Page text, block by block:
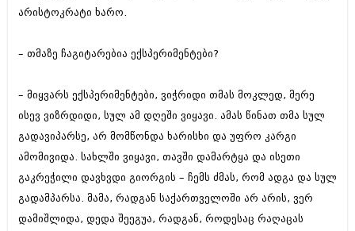
ანონსი
ივლისი 2018 (223)
ივნისი 2018 (244)
აპრილი 2018 (194)
მარტი 2018 (256)
თებერვალი 2018 (208)
დეკემბერი 2017 (243)
ნოემბერი 2017 (212)
ნოემბერი 2020 (103)
აგვისტო 2020 (249)
ივნისი 2020 (249)
არქივის ზომის ნახვა
არისტოკრატი ხარო.
– თმაზე ჩაგიტარებია ექსპერიმენტები?
– მიყვარს ექსპერიმენტები, ვიჭრიდი თმას მოკლედ, მერე
ისევ ვიზრდიდი, სულ ამ დღეში ვიყავი. ამას წინათ თმა სულ
გადავიპარსე, არ მომწონდა ხარისხი და უფრო კარგი
ამომივიდა. სახლში ვიყავი, თავში დამარტყა და ისეთი
გაკრეჭილი დავხვდი გიორგის – ჩემს ძმას, რომ ადგა და სულ
გადამპარსა. მამა, რადგან საქართველოში არ არის, ვერ
დამიშლიდა, დედა შეეგუა, რადგან, როდესაც რაღაცას